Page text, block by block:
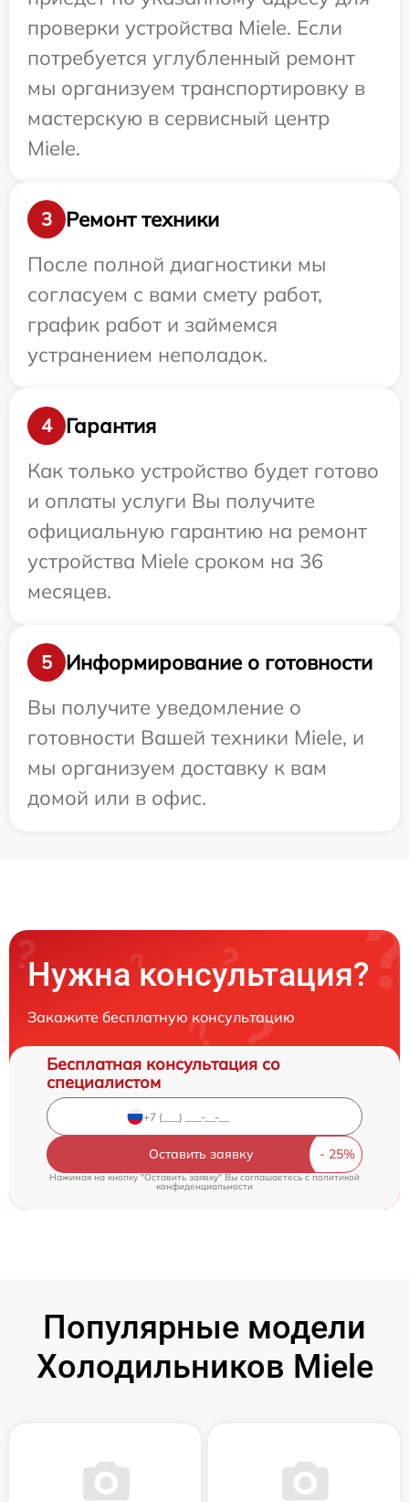
проверки устройства Miele. Если
потребуется углубленный ремонт
мы организуем транспортировку в
мастерскую в сервисный центр
Miele.
3
Ремонт техники
После полной диагностики мы
согласуем с вами смету работ,
график работ и займемся
устранением неполадок.
4
Гарантия
Как только устройство будет готово
и оплаты услуги Вы получите
официальную гарантию на ремонт
устройства Miele сроком на 36
месяцев.
5
Информирование о готовности
Вы получите уведомление о
готовности Вашей техники Miele, и
мы организуем доставку к вам
домой или в офис.
Нужна консультация?
Закажите бесплатную консультацию
Бесплатная консультация со
специалистом
Оставить заявку
Нажимая на кнопку "Оставить заявку" Вы соглашаетесь cполитикой
конфиденциальности
Популярные модели
Холодильников Miele